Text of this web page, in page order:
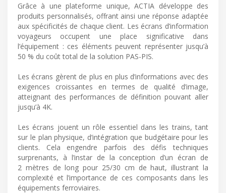
Grâce à une plateforme unique, ACTIA développe des
produits personnalisés, offrant ainsi une réponse adaptée
aux spécificités de chaque client. Les écrans d’information
voyageurs occupent une place significative dans
l’équipement : ces éléments peuvent représenter jusqu’à
50 % du coût total de la solution PAS-PIS.
Les écrans gèrent de plus en plus d’informations avec des
exigences croissantes en termes de qualité d’image,
atteignant des performances de définition pouvant aller
jusqu’à 4K.
Les écrans jouent un rôle essentiel dans les trains, tant
sur le plan physique, d’intégration que budgétaire pour les
clients. Cela engendre parfois des défis techniques
surprenants, à l’instar de la conception d’un écran de
2 mètres de long pour 25/30 cm de haut, illustrant la
complexité et l’importance de ces composants dans les
équipements ferroviaires.